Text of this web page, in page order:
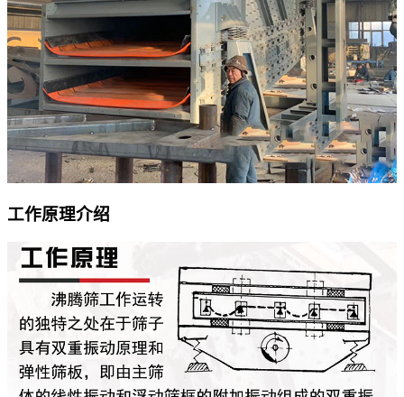
工作原理介绍